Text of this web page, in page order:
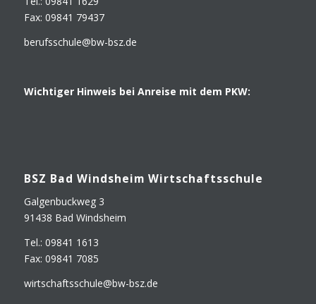
Fax: 09841 79437
berufsschule@​bw-​bsz.​de
Wich­ti­ger Hin­weis bei Anrei­se mit dem PKW:
BSZ Bad Winds­heim Wirtschaftsschule
Gal­gen­buck­weg 3
91438 Bad Windsheim
Tel.: 09841 1613
Fax: 09841 7085
wirtschaftsschule@​bw-​bsz.​de